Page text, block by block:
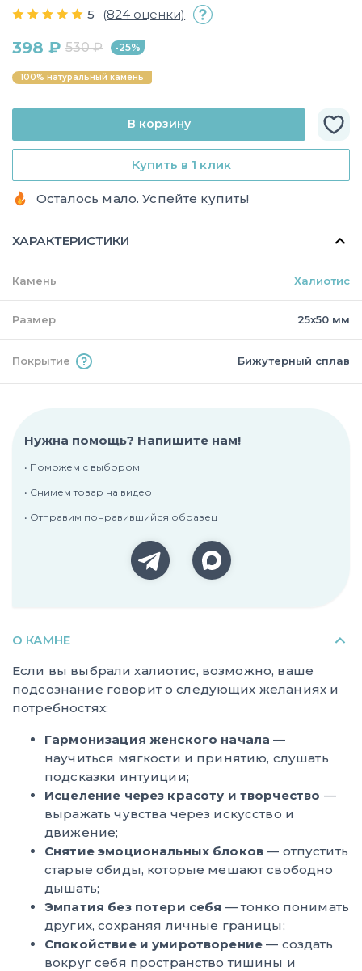
5 (824 оценки)
398 ₽ 530 ₽ -25%
100% натуральный камень
Купить в 1 клик
В корзину
Осталось мало. Успейте купить!
ХАРАКТЕРИСТИКИ
Камень Халиотис
Размер 25х50 мм
Покрытие Бижутерный сплав
Нужна помощь? Напишите нам!
• Поможем с выбором
• Снимем товар на видео
• Отправим понравившийся образец
О КАМНЕ
Если вы выбрали халиотис, возможно, ваше
подсознание говорит о следующих желаниях и
потребностях:
Гармонизация женского начала —
научиться мягкости и принятию, слушать
подсказки интуиции;
Исцеление через красоту и творчество —
выражать чувства через искусство и
движение;
Снятие эмоциональных блоков — отпустить
старые обиды, которые мешают свободно
дышать;
Эмпатия без потери себя — тонко понимать
других, сохраняя личные границы;
Спокойствие и умиротворение — создать
вокруг себя пространство тишины и